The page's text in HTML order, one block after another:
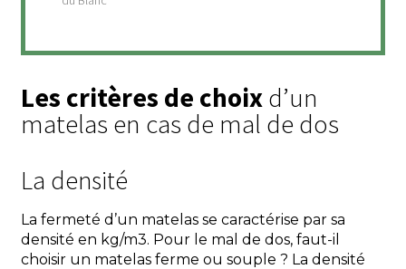
Les critères de choixd’un
matelas en cas de mal de dos
La densité
La fermeté d’un matelas se caractérise par sa
densité en kg/m3. Pour le mal de dos, faut-il
choisir un matelas ferme ou souple ? La densité